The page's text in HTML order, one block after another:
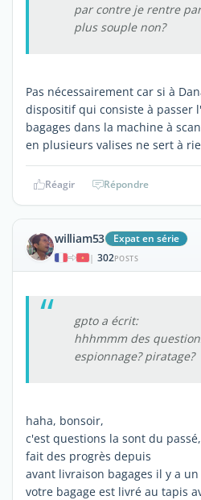
par contre je rentre
plus souple non?
Pas nécessairement car si à
dispositif qui consiste à passer
bagages dans la machine à
en plusieurs valises ne sert à
Réagir Répondre
william53 Expat en série
| 302POSTS
gpto a écrit:
hhhmmm des
espionnage? piratage?
haha, bonsoir,
c'est questions la sont du
fait des progrès depuis
avant livraison bagages il y a
votre bagage est livré au tapis